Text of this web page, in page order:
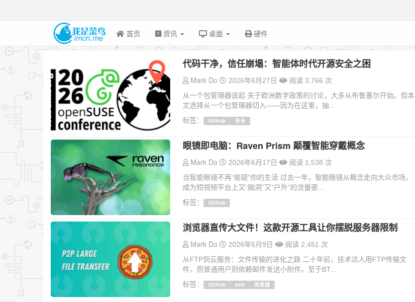
首页 资讯 桌面 硬件
代码干净，信任崩塌：智能体时代开源安全之困
Mark Do 2026年6月27日
阅读 3,766 次
从一个包管理器说起 关于欧洲数字政策的讨论，大多从布鲁塞尔开始。但本
文选择从一个包管理器切入——因为在这里，抽...
标签：
GitHub 安全
眼镜即电脑：Raven Prism 颠覆智能穿戴概念
Mark Do 2026年6月17日
阅读 1,538 次
当智能眼镜不再“偷窥”你的生活 过去一年，智能眼镜从概念走向大众市场，
成为短视频平台上又“脑洞”又“户外”的流量密...
标签：
GitHub
浏览器直传大文件！这款开源工具让你摆脱服务器限制
Mark Do 2026年6月9日
阅读 2,451 次
从FTP到云服务：文件传输的进化之路 二十年前，技术达人用FTP传输文
件，而普通用户则依赖邮件发送小附件。至于BT...
标签：
GitHub web 浏览器